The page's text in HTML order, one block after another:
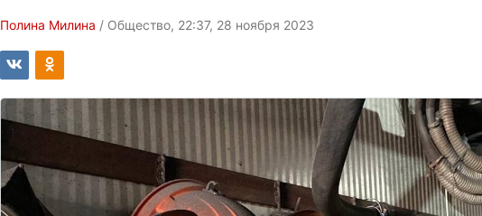
Полина Милина / Общество, 22:37, 28 ноября 2023